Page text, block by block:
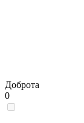
Доброта
0